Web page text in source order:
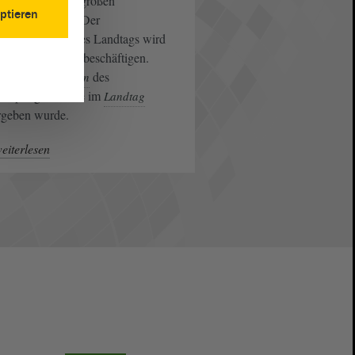
Der
des Landtags wird
mit dem Thema beschäftigen.
Petition des
die im Landtag
wurde.